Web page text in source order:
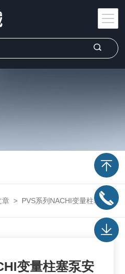
章 > PVS系列NACHI变量柱塞泵安装尺寸
变量柱塞泵安